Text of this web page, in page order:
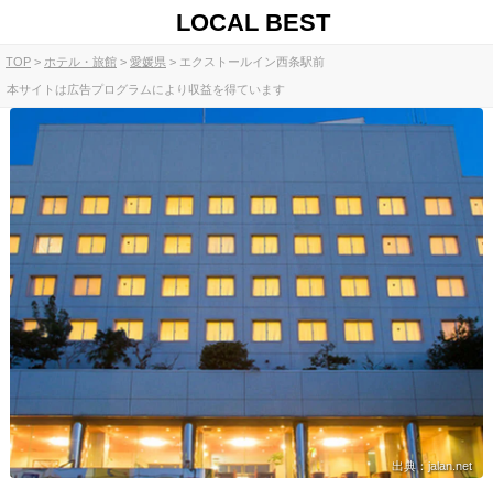
LOCAL BEST
TOP ホテル・旅館 愛媛県 エクストールイン西条駅前
本サイトは広告プログラムにより収益を得ています
出典：jalan.net